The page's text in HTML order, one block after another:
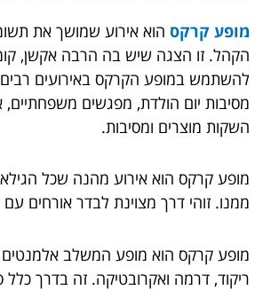
מופע קרקס הוא אירוע שמושך את
הקהל. זו הצגה שיש בה הרבה אקשן,
להשתמש במופע הקרקס באירועים רבים
מסיבות יום הולדת, מפגשים משפחתיים,
השקות מוצרים ומסיבות.
מופע קרקס הוא אירוע מהנה שכל
ממנו. זוהי דרך מצוינת לבדר אורחים עם
מופע קרקס הוא מופע המשלב אלמנטים
ריקוד, דרמה ואקרובטיקה. זה בדרך כלל